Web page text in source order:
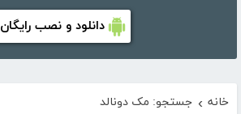
دانلود و نصب رایگان
خانه › جستجو: مک دونالد